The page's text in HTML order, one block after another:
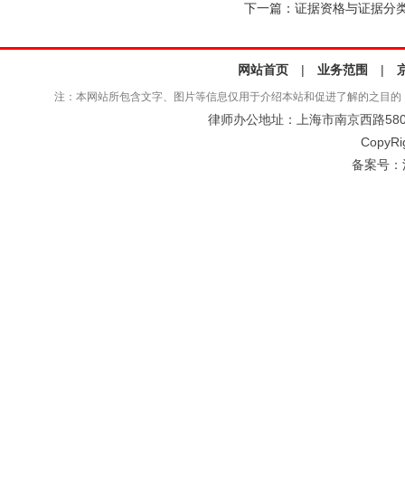
下一篇： 证据资格与证据分
网站首页 | 业务范围 |
注：本网站所包含文字、图片等信息仅用于介绍本站和促进了解的之目
律师办公地址：上海市南京西路
备案号：